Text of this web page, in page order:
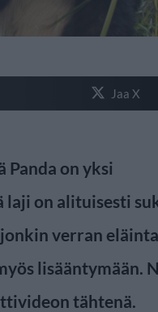
Jaa X
Panda on yksi
laji on alituisesti
verran
lisääntymään.
tähtenä.